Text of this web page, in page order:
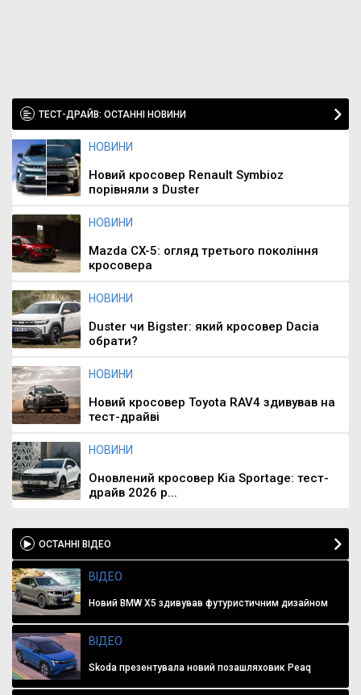
ТЕСТ-ДРАЙВ: ОСТАННІ НОВИНИ
НОВИНИ
Новий кросовер Renault Symbioz
порівняли з Duster
НОВИНИ
Mazda CX-5: огляд третього покоління
кросовера
НОВИНИ
Duster чи Bigster: який кросовер Dacia
обрати?
НОВИНИ
Новий кросовер Toyota RAV4 здивував на
тест-драйві
НОВИНИ
Оновлений кросовер Kia Sportage: тест-
драйв 2026 р...
ОСТАННІ ВІДЕО
ВІДЕО
Новий BMW X5 здивував футуристичним дизайном
ВІДЕО
Skoda презентувала новий позашляховик Peaq